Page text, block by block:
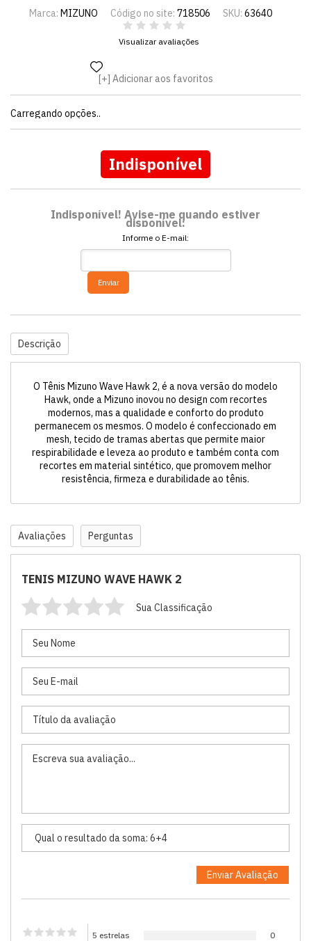
Marca: MIZUNO Código no site: 718506 SKU: 63640
Visualizar avaliações
Adicionar aos favoritos
Carregando opções..
Indisponível
Indisponível! Avise-me quando estiver
disponível:
Informe o E-mail:
Enviar
Descrição
O Tênis Mizuno Wave Hawk 2, é a nova versão do modelo
Hawk, onde a Mizuno inovou no design com recortes
modernos, mas a qualidade e conforto do produto
permanecem os mesmos. O modelo é confeccionado em
mesh, tecido de tramas abertas que permite maior
respirabilidade e leveza ao produto e também conta com
recortes em material sintético, que promovem melhor
resistência, firmeza e durabilidade ao tênis.
Avaliações Perguntas
TENIS MIZUNO WAVE HAWK 2
Sua Classificação
5 estrelas
0